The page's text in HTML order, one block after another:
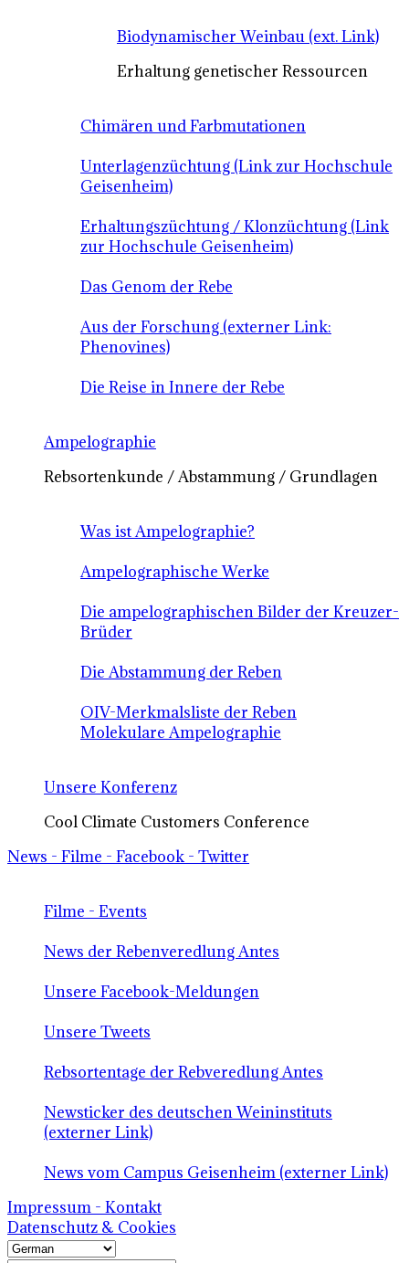
Biodynamischer Weinbau (ext. Link)
Erhaltung genetischer Ressourcen
Chimären und Farbmutationen
Unterlagenzüchtung (Link zur Hochschule
Geisenheim)
Erhaltungszüchtung / Klonzüchtung (Link
zur Hochschule Geisenheim)
Das Genom der Rebe
Aus der Forschung (externer Link:
Phenovines)
Die Reise in Innere der Rebe
Ampelographie
Rebsortenkunde / Abstammung / Grundlagen
Was ist Ampelographie?
Ampelographische Werke
Die ampelographischen Bilder der Kreuzer-
Brüder
Die Abstammung der Reben
OIV-Merkmalsliste der Reben
Molekulare Ampelographie
Unsere Konferenz
Cool Climate Customers Conference
News - Filme - Facebook - Twitter
Filme - Events
News der Rebenveredlung Antes
Unsere Facebook-Meldungen
Unsere Tweets
Rebsortentage der Rebveredlung Antes
Newsticker des deutschen Weininstituts
(externer Link)
News vom Campus Geisenheim (externer Link)
Impressum - Kontakt
Datenschutz & Cookies